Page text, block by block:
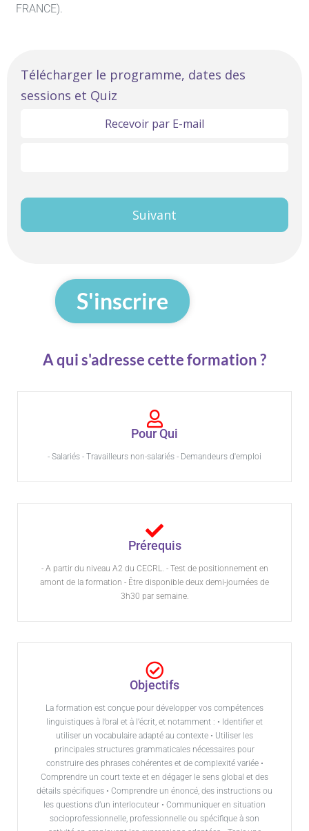
FRANCE).
Linguistique
Anglais
Premier
Télécharger le programme, dates des
sessions et Quiz
Recevoir par E-mail
Suivant
S'inscrire
A qui s'adresse cette formation ?
Pour Qui
- Salariés - Travailleurs non-salariés - Demandeurs d'emploi
Prérequis
- A partir du niveau A2 du CECRL. - Test de positionnement en
amont de la formation - Être disponible deux demi-journées de
3h30 par semaine.
Objectifs
La formation est conçue pour développer vos compétences
linguistiques à l’oral et à l’écrit, et notamment : • Identifier et
utiliser un vocabulaire adapté au contexte • Utiliser les
principales structures grammaticales nécessaires pour
construire des phrases cohérentes et de complexité variée •
Comprendre un court texte et en dégager le sens global et des
détails spécifiques • Comprendre un énoncé, des instructions ou
les questions d’un interlocuteur • Communiquer en situation
socioprofessionnelle, professionnelle ou spécifique à son